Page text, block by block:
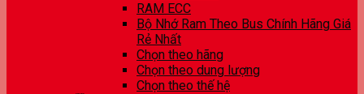
RAM ECC
Bộ Nhớ Ram Theo Bus Chính Hãng Giá
Rẻ Nhất
Chọn theo hãng
Chọn theo dung lượng
Chọn theo thế hệ